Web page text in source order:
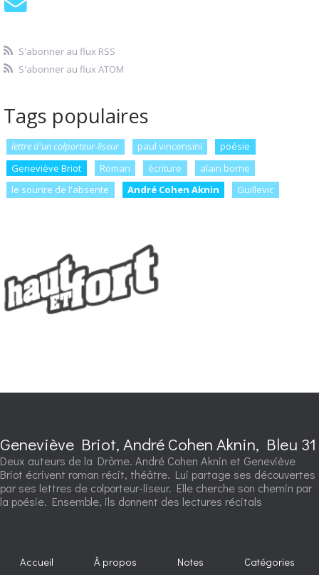
S'abonner au flux RSS
S'abonner au flux ATOM
Tags populaires
lettre d'un colporteur-liseur paul vincensini
poésie
Geneviève Briot
Roman écriture
alain borne
le sourire de l'absente
André Cohen Aknin Guillevic
Geneviève Briot, André Cohen Aknin, Bleu 31
Deux auteurs de la Drôme. André Cohen Aknin et Geneviève
Briot écrivent roman récit, théâtre. Lui partage ses découvertes
par ses lettres de colporteur-liseur. Elle cherche son chemin par
la poésie. Ensemble, ils donnent des lectures récitals
Accueil À propos Notes Catégories